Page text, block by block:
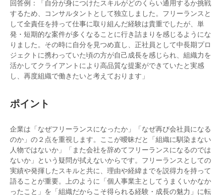
回答例：「自分が身につけたスキルがどのくらい通用するか挑戦
するため、コンサルタントとして独立しました。フリーランスと
して全責任を持って仕事に取り組んだ経験は貴重でしたが、単
発・短期的な案件が多くなることに行き詰まりを感じるようにな
りました。その時に自分を見つめ直し、正社員として中長期プロ
ジェクトに携わっていた頃の方が自己成長を感じられ、組織力を
活かしてクライアントにより高品質な提案ができていたと実感
し、再度組織で働きたいと考えております」
ポイント
企業は「なぜフリーランスになったか」「なぜ再び会社員になる
のか」の２点を重視します。ここが曖昧だと「組織に馴染まない
人物ではないか」「また会社を辞めてフリーランスになるのでは
ないか」という疑問が拭えないからです。フリーランスとしての
実績や発揮したスキルと共に、理由や経緯までを説得力を持って
語ることが重要。上のように「個人事業主としてうまくいかなか
ったこと」を「組織だからこそ得られる経験・成長の魅力」に転